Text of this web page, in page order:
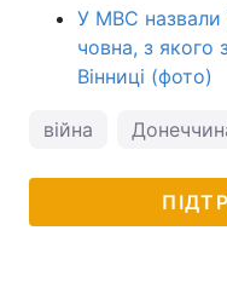
У МВС назвали
човна, з якого
Вінниці (фото)
війна